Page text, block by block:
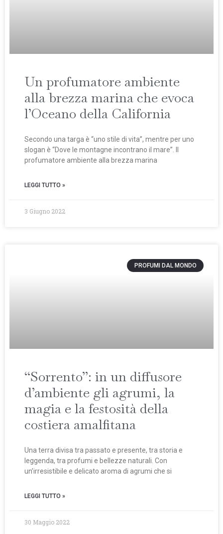
Un profumatore ambiente
alla brezza marina che evoca
l’Oceano della California
Secondo una targa è “uno stile di vita”, mentre per uno
slogan è “Dove le montagne incontrano il mare”. Il
profumatore ambiente alla brezza marina
LEGGI TUTTO »
3 Giugno 2022
PROFUMI DAL MONDO
“Sorrento”: in un diffusore
d’ambiente gli agrumi, la
magia e la festosità della
costiera amalfitana
Una terra divisa tra passato e presente, tra storia e
leggenda, tra profumi e bellezze naturali. Con
un’irresistibile e delicato aroma di agrumi che si
LEGGI TUTTO »
30 Maggio 2022